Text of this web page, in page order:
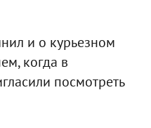
и о курьезном
когда в
посмотреть